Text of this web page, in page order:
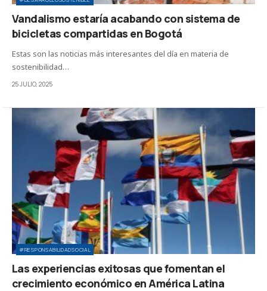
Vandalismo estaría acabando con sistema de
bicicletas compartidas en Bogotá
Estas son las noticias más interesantes del día en materia de
sostenibilidad…
25 JULIO, 2025
#RESPONSABILIDADSOCIAL
Las experiencias exitosas que fomentan el
crecimiento económico en América Latina